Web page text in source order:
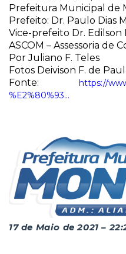
Prefeitura Municipal de
Prefeito: Dr. Paulo Dias
Vice-prefeito Dr. Edilson
ASCOM – Assessoria de
Por Juliano F. Teles
Fotos Deivison F. de
Fonte:
https://
%E2%80%93…
17 de Maio de 2021 –